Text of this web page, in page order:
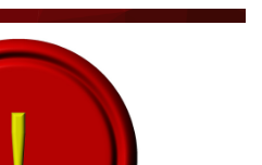
DIÁRIO DO NORDESTE - ÚLTIMA HORA